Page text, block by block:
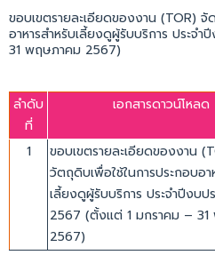
ขอบเขตรายละเอียดของงาน (TOR)
อาหารสำหรับเลี้ยงดูผู้รับบริการ ประจ
31 พฤษภาคม 2567)
ลำดับ
ที่
เอกสารดาวน์โหลด
1
ขอบเขตรายละเอียดของงาน
วัตถุดิบเพื่อใช้ในการประกอบอา
เลี้ยงดูผู้รับบริการ ประจำปีงบป
2567 (ตั้งแต่ 1 มกราคม –
2567)